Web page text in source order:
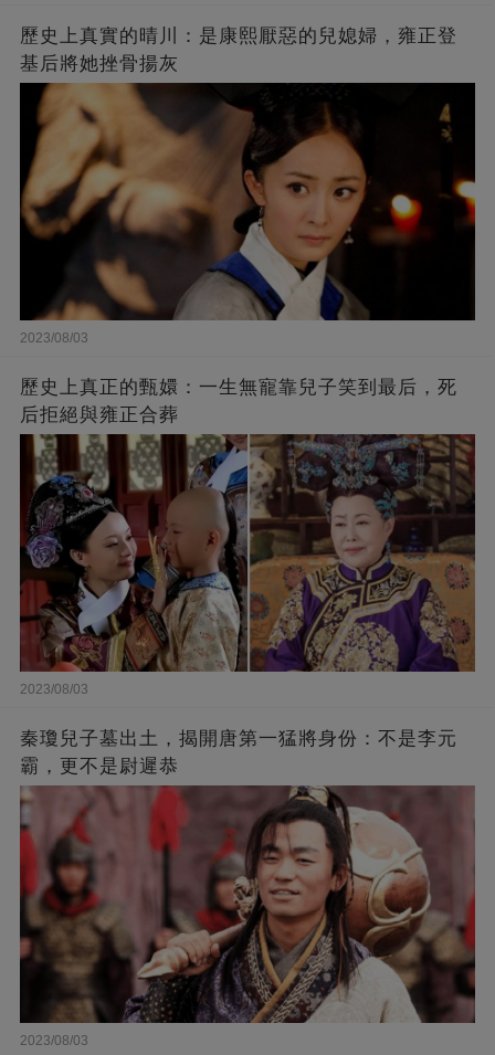
歷史上真實的晴川：是康熙厭惡的兒媳婦，雍正登
基后將她挫骨揚灰
2023/08/03
歷史上真正的甄嬛：一生無寵靠兒子笑到最后，死
后拒絕與雍正合葬
2023/08/03
秦瓊兒子墓出土，揭開唐第一猛將身份：不是李元
霸，更不是尉遲恭
2023/08/03